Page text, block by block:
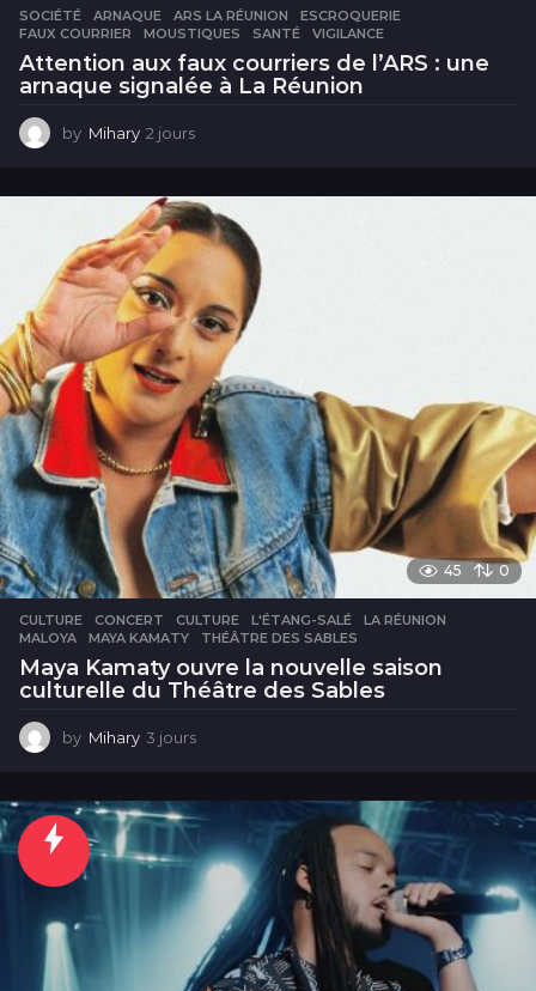
SOCIÉTÉ ARNAQUE ,ARS LA RÉUNION ,ESCROQUERIE
FAUX COURRIER
,MOUSTIQUES ,SANTÉ ,VIGILANCE
Attention aux faux courriers de l’ARS : une
arnaque signalée à La Réunion
by Mihary 2 jours
u
r
45 0
CULTURE CONCERT ,CULTURE ,L'ÉTANG-SALÉ ,LA RÉUNION
MALOYA
,MAYA KAMATY ,THÉÂTRE DES SABLES
Maya Kamaty ouvre la nouvelle saison
culturelle du Théâtre des Sables
by Mihary 3 jours
u
r
s